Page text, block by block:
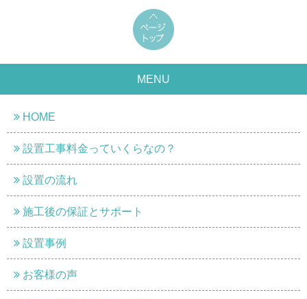
MENU
HOME
設置工事料金っていくらなの？
設置の流れ
施工後の保証とサポート
設置事例
お客様の声